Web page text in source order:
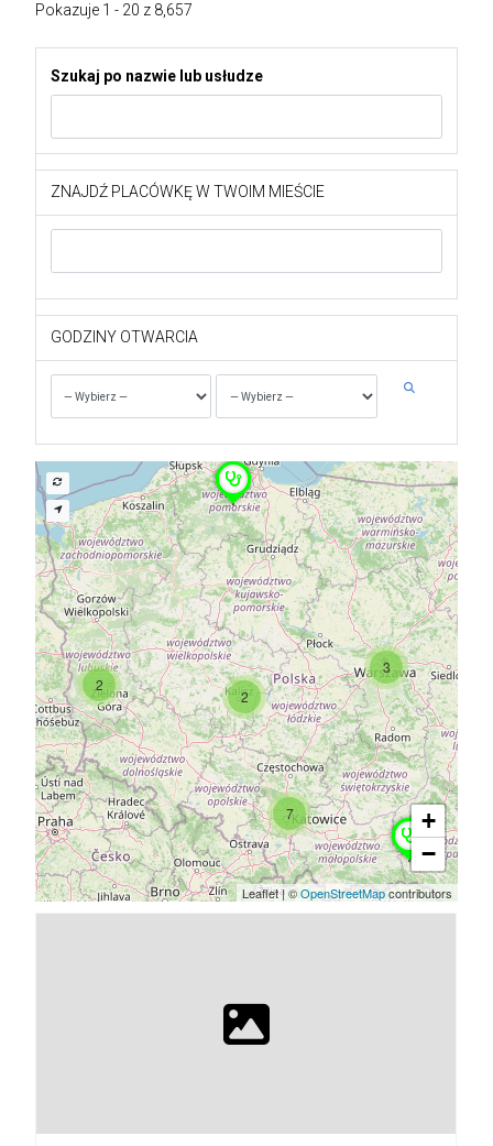
Pokazuje 1 - 20 z 8,657
Szukaj po nazwie lub usłudze
ZNAJDŹ PLACÓWKĘ W TWOIM MIEŚCIE
GODZINY OTWARCIA
3
2
2
7
+
−
Leaflet|©OpenStreetMapcontributors